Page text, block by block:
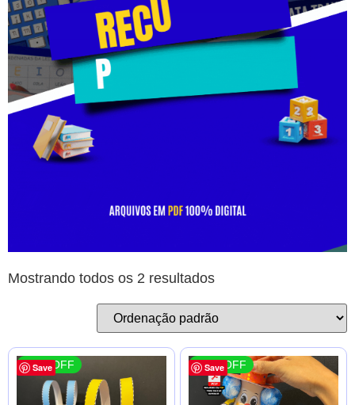
Mostrando todos os 2 resultados
Save
72 % OFF Save
72 % OFF